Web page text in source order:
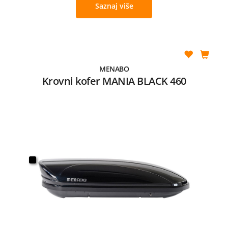
Saznaj više
MENABO
Krovni kofer MANIA BLACK 460